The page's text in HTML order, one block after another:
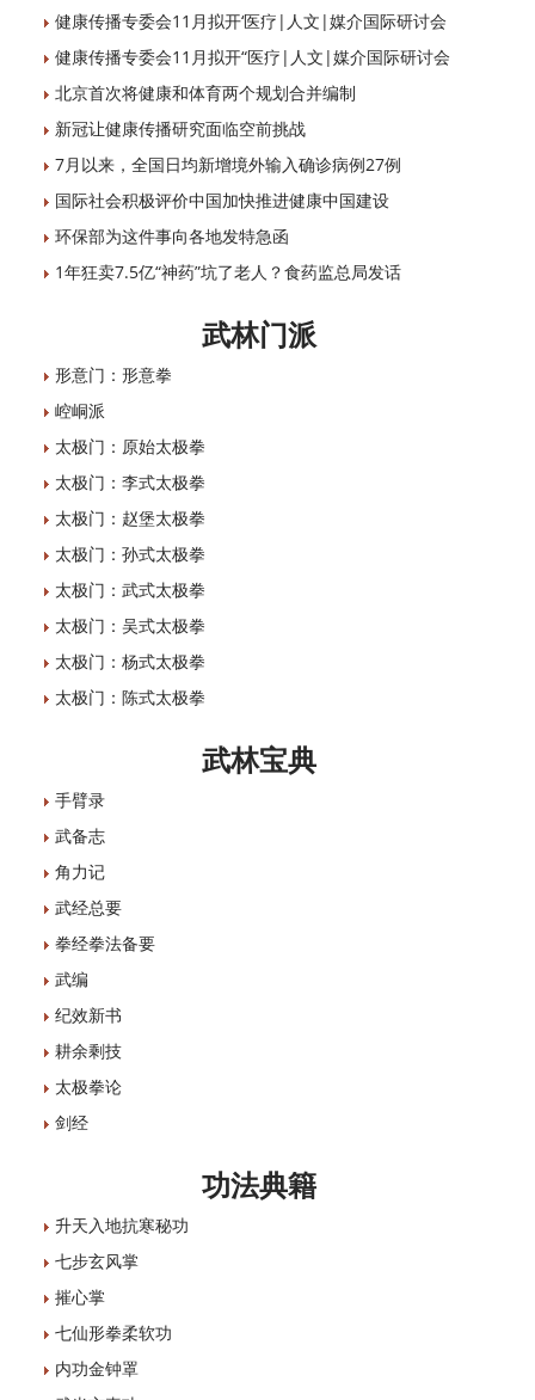
健康传播专委会11月拟开‘医疗|人文|媒介国际研讨会
健康传播专委会11月拟开“医疗|人文|媒介国际研讨会
北京首次将健康和体育两个规划合并编制
新冠让健康传播研究面临空前挑战
7月以来，全国日均新增境外输入确诊病例27例
国际社会积极评价中国加快推进健康中国建设
环保部为这件事向各地发特急函
1年狂卖7.5亿“神药”坑了老人？食药监总局发话
武林门派
形意门：形意拳
崆峒派
太极门：原始太极拳
太极门：李式太极拳
太极门：赵堡太极拳
太极门：孙式太极拳
太极门：武式太极拳
太极门：吴式太极拳
太极门：杨式太极拳
太极门：陈式太极拳
武林宝典
手臂录
武备志
角力记
武经总要
拳经拳法备要
武编
纪效新书
耕余剩技
太极拳论
剑经
功法典籍
升天入地抗寒秘功
七步玄风掌
摧心掌
七仙形拳柔软功
内功金钟罩